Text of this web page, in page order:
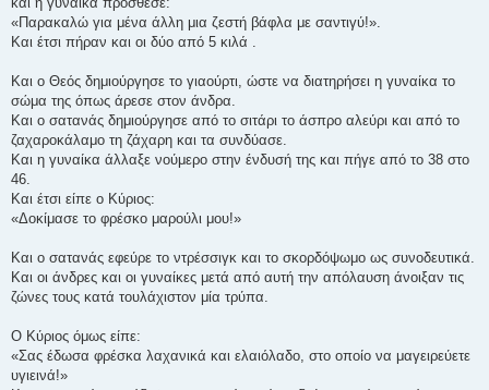
«Παρακαλώ για μένα άλλη μια ζεστή βάφλα με σαντιγύ!».
Και έτσι πήραν και οι δύο από 5 κιλά .
Και ο Θεός δημιούργησε το γιαούρτι, ώστε να διατηρήσει η γυναίκα το
σώμα της όπως άρεσε στον άνδρα.
Και ο σατανάς δημιούργησε από το σιτάρι το άσπρο αλεύρι και από το
ζαχαροκάλαμο τη ζάχαρη και τα συνδύασε.
Και η γυναίκα άλλαξε νούμερο στην ένδυσή της και πήγε από το 38 στο
46.
Και έτσι είπε ο Κύριος:
«Δοκίμασε το φρέσκο μαρούλι μου!»
Και ο σατανάς εφεύρε το ντρέσσιγκ και το σκορδόψωμο ως συνοδευτικά.
Και οι άνδρες και οι γυναίκες μετά από αυτή την απόλαυση άνοιξαν τις
ζώνες τους κατά τουλάχιστον μία τρύπα.
Ο Κύριος όμως είπε:
«Σας έδωσα φρέσκα λαχανικά και ελαιόλαδο, στο οποίο να μαγειρεύετε
υγιεινά!»